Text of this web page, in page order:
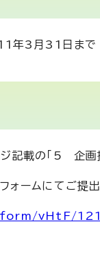
年3月31日まで
記載の「5 企画
ームにてご提出
vHtF/